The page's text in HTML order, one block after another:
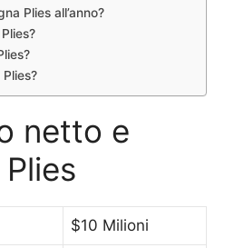
Plies all’anno?
netto e
$10 Milioni